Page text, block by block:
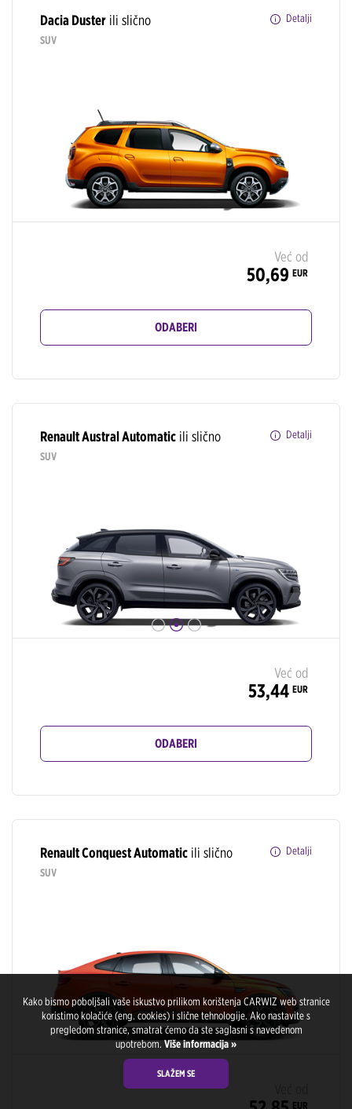
Dacia Duster ili slično
Detalji
SUV
Već od
50,69 EUR
ODABERI
Renault Austral Automatic ili slično
Detalji
SUV
Već od
53,44 EUR
ODABERI
Renault Conquest Automatic ili slično
Detalji
SUV
EUR
Kako bismo poboljšali vaše iskustvo prilikom korištenja CARWIZ web stranice
koristimo kolačiće (eng. cookies) i slične tehnologije. Ako nastavite s
pregledom stranice, smatrat ćemo da ste saglasni s navedenom
upotrebom.Više informacija »
SLAŽEM SE